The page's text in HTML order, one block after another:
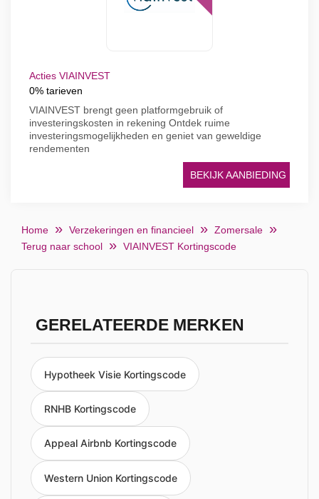
Acties VIAINVEST
0% tarieven
VIAINVEST brengt geen platformgebruik of
investeringskosten in rekening Ontdek ruime
investeringsmogelijkheden en geniet van geweldige
rendementen
BEKIJK AANBIEDING
Home Verzekeringen en financieel
Zomersale
Terug naar school
VIAINVEST Kortingscode
GERELATEERDE MERKEN
Hypotheek Visie Kortingscode
RNHB Kortingscode
Appeal Airbnb Kortingscode
Western Union Kortingscode